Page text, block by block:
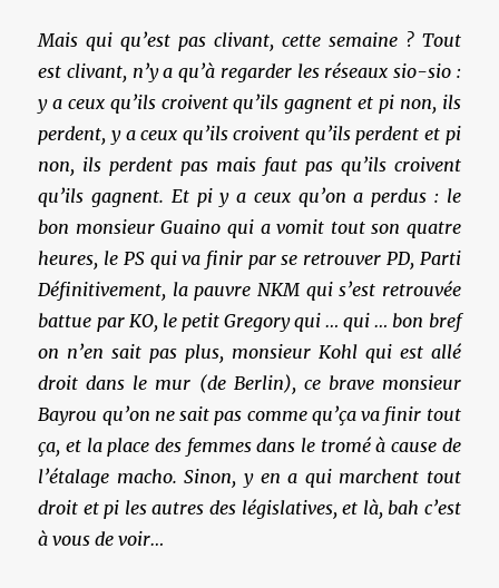
Mais qui qu’est pas clivant, cette semaine ? Tout
est clivant, n’y a qu’à regarder les réseaux sio-sio :
y a ceux qu’ils croivent qu’ils gagnent et pi non, ils
perdent, y a ceux qu’ils croivent qu’ils perdent et pi
non, ils perdent pas mais faut pas qu’ils croivent
qu’ils gagnent. Et pi y a ceux qu’on a perdus : le
bon monsieur Guaino qui a vomit tout son quatre
heures, le PS qui va finir par se retrouver PD, Parti
Définitivement, la pauvre NKM qui s’est retrouvée
battue par KO, le petit Gregory qui … qui … bon bref
on n’en sait pas plus, monsieur Kohl qui est allé
droit dans le mur (de Berlin), ce brave monsieur
Bayrou qu’on ne sait pas comme qu’ça va finir tout
ça, et la place des femmes dans le tromé à cause de
l’étalage macho. Sinon, y en a qui marchent tout
droit et pi les autres des législatives, et là, bah c’est
à vous de voir…